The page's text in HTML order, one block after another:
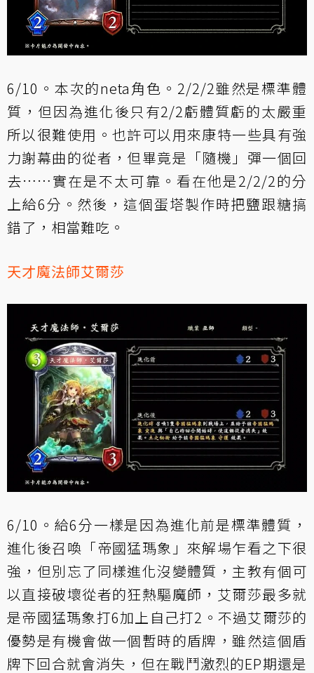
6/10。本次的neta角色。2/2/2雖然是標準體
質，但因為進化後只有2/2虧體質虧的太嚴重
所以很難使用。也許可以用來康特一些具有強
力謝幕曲的從者，但畢竟是「隨機」彈一個回
去……實在是不太可靠。看在他是2/2/2的分
上給6分。然後，這個蛋塔製作時把鹽跟糖搞
錯了，相當難吃。
天才魔法師艾爾莎
6/10。給6分一樣是因為進化前是標準體質，
進化後召喚「帝國猛瑪象 」來解場乍看之下很
強，但別忘了同樣進化沒變體質，主教有個可
以直接破壞從者的狂熱驅魔師，艾爾莎最多就
是帝國猛瑪象打6加上自己打2。不過艾爾莎的
優勢是有機會做一個暫時的盾牌，雖然這個盾
牌下回合就會消失，但在戰鬥激烈的EP期還是